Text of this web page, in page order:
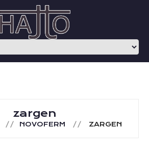
zargen
NOVOFERM ZARGEN